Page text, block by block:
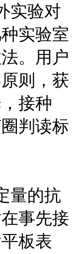
实验对
实验室
。用户
则，获
接种
判读标
量的抗
事先接
板表